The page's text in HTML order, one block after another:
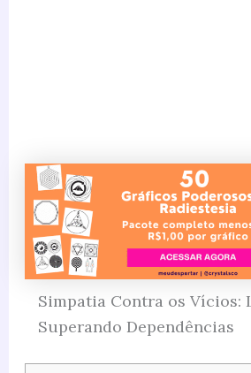
Simpatia Contra os Vícios:
Superando Dependências